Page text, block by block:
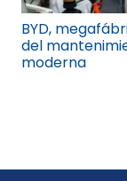
BYD,
del
moderna